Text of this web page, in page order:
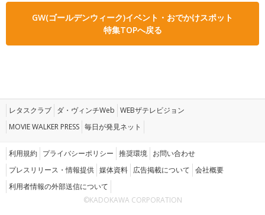
GW(ゴールデンウィーク)イベント・おでかけスポット
特集TOPへ戻る
レタスクラブ ダ・ヴィンチWeb WEBザテレビジョン
MOVIE WALKER PRESS 毎日が発見ネット
利用規約 プライバシーポリシー 推奨環境 お問い合わせ
プレスリリース・情報提供 媒体資料 広告掲載について 会社概要
利用者情報の外部送信について
©KADOKAWA CORPORATION